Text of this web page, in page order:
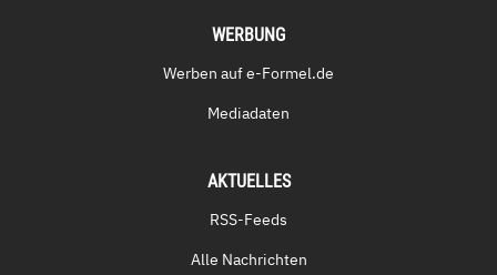
WERBUNG
Werben auf e-Formel.de
Mediadaten
AKTUELLES
RSS-Feeds
Alle Nachrichten